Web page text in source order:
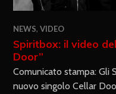
NEWS,VIDEO
Spiritbox: il video
Door”
Comunicato stampa: Gli
nuovo singolo Cellar